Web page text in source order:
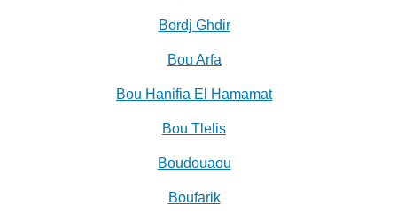
Bordj Ghdir
Bou Arfa
Bou Hanifia El Hamamat
Bou Tlelis
Boudouaou
Boufarik